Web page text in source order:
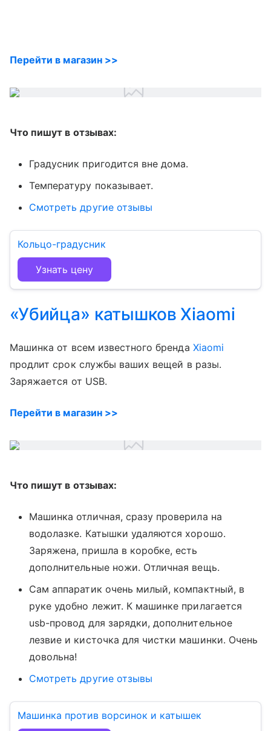
Перейти в магазин >>
Что пишут в отзывах:
Градусник пригодится вне дома.
Температуру показывает.
Смотреть другие отзывы
Кольцо-градусник
Узнать цену
«Убийца» катышков Xiaomi
Машинка от всем известного бренда Xiaomi
продлит срок службы ваших вещей в разы.
Заряжается от USB.
Перейти в магазин >>
Что пишут в отзывах:
Машинка отличная, сразу проверила на
водолазке. Катышки удаляются хорошо.
Заряжена, пришла в коробке, есть
дополнительные ножи. Отличная вещь.
Сам аппаратик очень милый, компактный, в
руке удобно лежит. К машинке прилагается
usb-провод для зарядки, дополнительное
лезвие и кисточка для чистки машинки. Очень
довольна!
Смотреть другие отзывы
Машинка против ворсинок и катышек